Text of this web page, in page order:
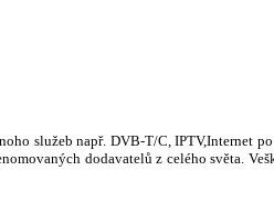
služeb např. DVB-T/C, IPTV,Internet
dodavatelů z celého světa.